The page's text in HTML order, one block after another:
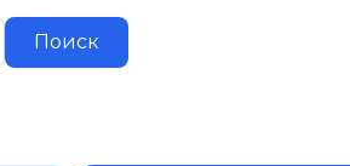
Поиск